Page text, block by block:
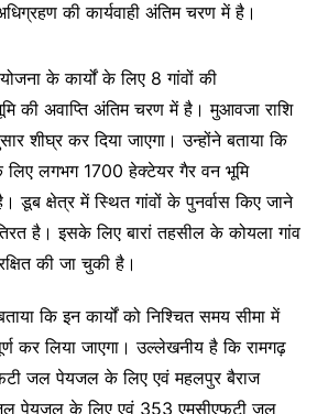
की कार्यवाही अंतिम चरण में है।
के कार्यों के लिए 8 गांवों की
की अवाप्ति अंतिम चरण में है। मुआवजा राशि
शीघ्र कर दिया जाएगा। उन्होंने बताया कि
लिए लगभग 1700 हेक्टेयर गैर वन भूमि
डूब क्षेत्र में स्थित गांवों के पुनर्वास किए जाने
है। इसके लिए बारां तहसील के कोयला गांव
की जा चुकी है।
कि इन कार्यों को निश्चित समय सीमा में
कर लिया जाएगा। उल्लेखनीय है कि रामगढ़
जल पेयजल के लिए एवं महलपुर बैराज
पेयजल के लिए एवं 353 एमसीएफटी जल